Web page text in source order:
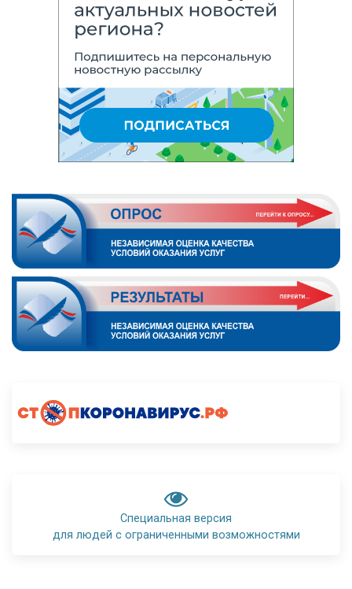
Специальная версия
для людей с ограниченными возможностями